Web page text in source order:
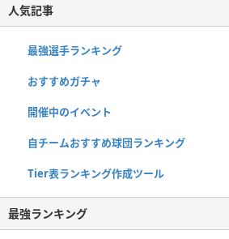
人気記事
最強選手ランキング
おすすめガチャ
開催中のイベント
自チームおすすめ球団ランキング
Tier表ランキング作成ツール
最強ランキング